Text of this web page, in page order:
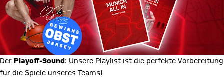
Der Playoff-Sound : Unsere Playlist ist die perfekte Vorbereitung
für die Spiele unseres Teams!